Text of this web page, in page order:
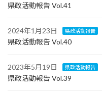
県政活動報告 Vol.41
2024年1月23日 県政活動報告
県政活動報告 Vol.40
2023年5月19日 県政活動報告
県政活動報告 Vol.39